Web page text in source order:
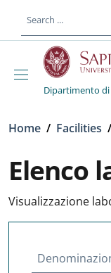
Dipartimento di
Breadcrumb
Home / Facilities /
Elenco
Visualizzazione